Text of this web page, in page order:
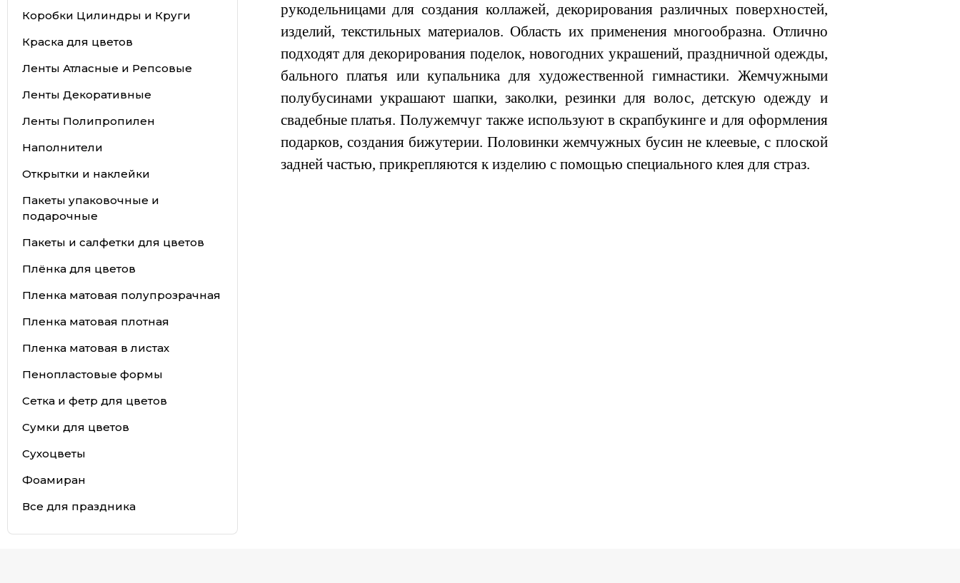
Коробки Цилиндры и Круги
Краска для цветов
Ленты Атласные и Репсовые
Ленты Декоративные
Ленты Полипропилен
Наполнители
Открытки и наклейки
Пакеты упаковочные и
подарочные
Пакеты и салфетки для цветов
Плёнка для цветов
Пленка матовая полупрозрачная
Пленка матовая плотная
Пленка матовая в листах
Пенопластовые формы
Сетка и фетр для цветов
Сумки для цветов
Сухоцветы
Фоамиран
Все для праздника
рукодельницами для создания коллажей, декорирования различных поверхностей,
изделий, текстильных материалов. Область их применения многообразна. Отлично
подходят для декорирования поделок, новогодних украшений, праздничной одежды,
бального платья или купальника для художественной гимнастики. Жемчужными
полубусинами украшают шапки, заколки, резинки для волос, детскую одежду и
свадебные платья. Полужемчуг также используют в скрапбукинге и для оформления
подарков, создания бижутерии. Половинки жемчужных бусин не клеевые, с плоской
задней частью, прикрепляются к изделию с помощью специального клея для страз.